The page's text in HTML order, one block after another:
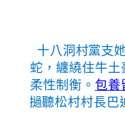
十八洞村黨支
蛇，纏繞住牛
柔性制衡。 包養
撾聽松村村長巴